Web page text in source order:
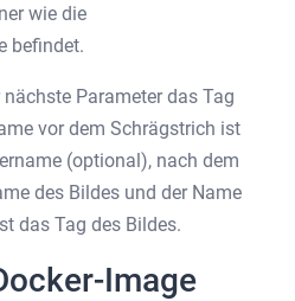
wie die
befindet.
Parameter das Tag
vor dem Schrägstrich ist
(optional), nach dem
des Bildes und der Name
das Tag des Bildes.
Image